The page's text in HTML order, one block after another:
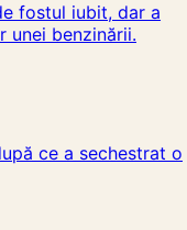
fostul iubit, dar a
unei benzinării.
ce a sechestrat o